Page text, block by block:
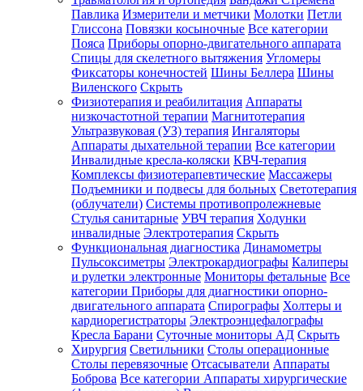
Павлика Измерители и метчики Молотки Петли
Глиссона Повязки косыночные Все категории
Пояса Приборы опорно-двигательного аппарата
Спицы для скелетного вытяжения Угломеры
Фиксаторы конечностей Шины Беллера Шины
Виленского Скрыть
Физиотерапия и реабилитация Аппараты
низкочастотной терапии Магнитотерапия
Ультразвуковая (УЗ) терапия Ингаляторы
Аппараты дыхательной терапии Все категории
Инвалидные кресла-коляски КВЧ-терапия
Комплексы физиотерапевтические Массажеры
Подъемники и подвесы для больных Светотерапия
(облучатели) Системы противопролежневые
Стулья санитарные УВЧ терапия Ходунки
инвалидные Электротерапия Скрыть
Функциональная диагностика Динамометры
Пульсоксиметры Электрокардиографы Калиперы
и рулетки электронные Мониторы фетальные Все
категории Приборы для диагностики опорно-
двигательного аппарата Спирографы Холтеры и
кардиорегистраторы Электроэнцефалографы
Кресла Барани Суточные мониторы АД Скрыть
Хирургия Светильники Столы операционные
Столы перевязочные Отсасыватели Аппараты
Боброва Все категории Аппараты хирургические